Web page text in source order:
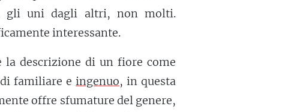
gli uni dagli altri, non molti.
interessante.
la descrizione di un fiore come
di familiare eingenuo, in questa
offre sfumature del genere,